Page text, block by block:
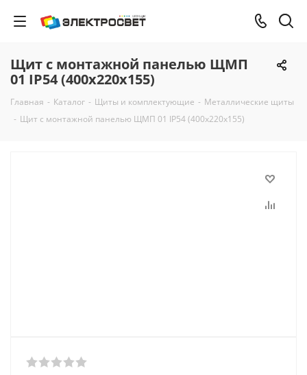
Щит с монтажной панелью ЩМП
01 IP54 (400х220х155)
Главная - Каталог - Щиты и комплектующие - Металлические щиты
- Щит с монтажной панелью ЩМП 01 IP54 (400х220х155)